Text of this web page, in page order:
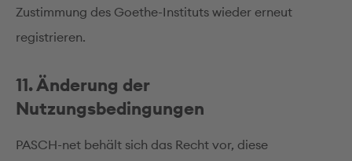
Zustimmung des Goethe-Instituts wieder erneut
registrieren.
11. Änderung der
Nutzungsbedingungen
PASCH-net behält sich das Recht vor, diese